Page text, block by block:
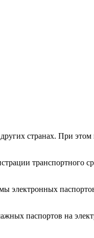
странах. При
транспортного
электронных
паспортов на